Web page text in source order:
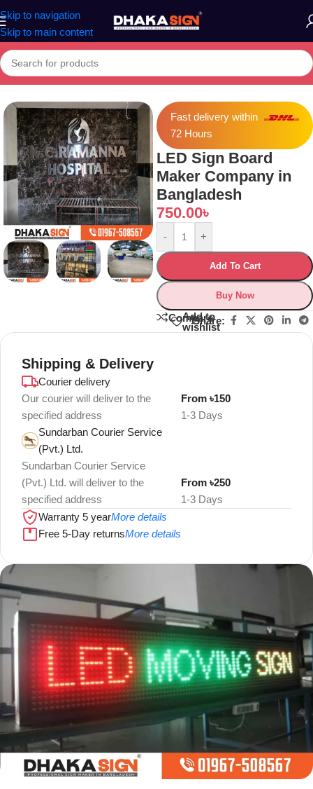
Skip to navigation
Skip to main content
Home»Shop»LED Sign Board Maker Company in Bangladesh
Fast delivery within
72 Hours
LED Sign Board
Maker Company in
Bangladesh
750.00৳
- +
Add To Cart
Buy Now
Compare
Add to
wishlist
Share:
Shipping & Delivery
Courier delivery
Our courier will deliver to the
specified address
1-3 Days
From ৳150
Sundarban Courier Service
(Pvt.) Ltd.
Sundarban Courier Service
(Pvt.) Ltd. will deliver to the
specified address
1-3 Days
From ৳250
Warranty 5 yearMore details
Free 5-Day returnsMore details